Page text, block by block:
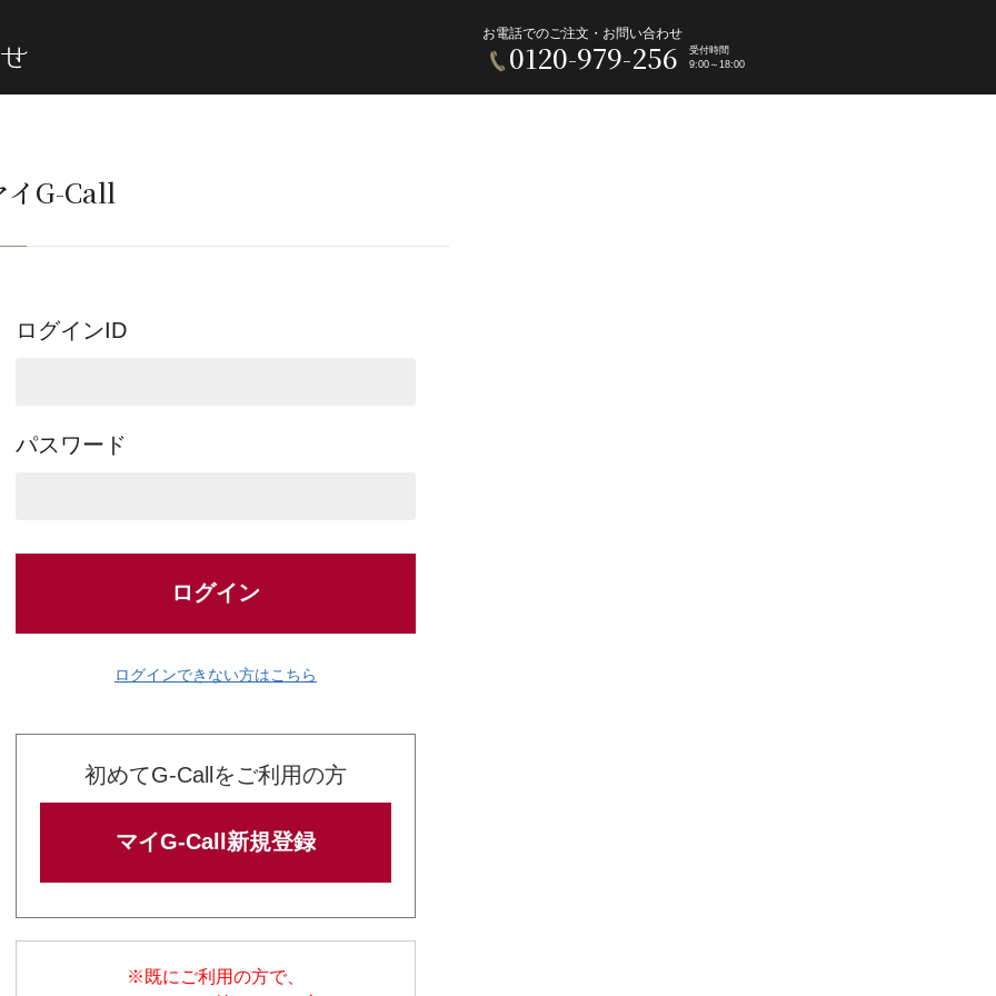
お電話でのご注文・お問い合わせ
0120-979-256
受付時間
9:00～18:00
イG-Call
ログインID
パスワード
ログイン
ログインできない方はこちら
初めてG-Callをご利用の方
マイG-Call新規登録
※既にご利用の方で、